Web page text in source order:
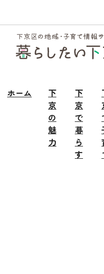
フッ
ター
ホーム
下
京
の
魅
力
下
京
で
暮
ら
す